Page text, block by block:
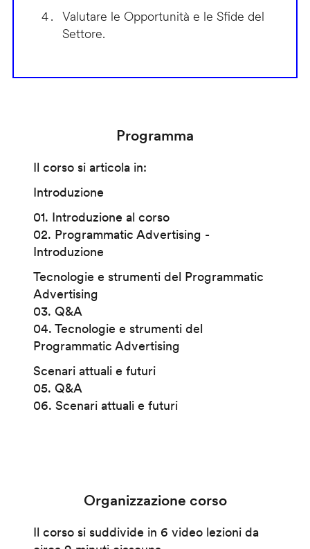
Valutare le Opportunità e le Sfide del
Settore.
Programma
Il corso si articola in:
Introduzione
01. Introduzione al corso
02. Programmatic Advertising -
Introduzione
Tecnologie e strumenti del Programmatic
Advertising
03. Q&A
04. Tecnologie e strumenti del
Programmatic Advertising
Scenari attuali e futuri
05. Q&A
06. Scenari attuali e futuri
Organizzazione corso
Il corso si suddivide in 6 video lezioni da